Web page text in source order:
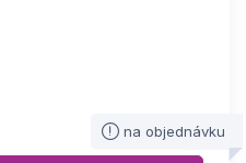
na objednávku